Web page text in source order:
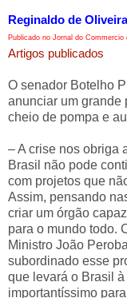
Reginaldo de Oliveira
Publicado no Jornal do Commercio
Artigos publicados
O senador Botelho
anunciar um grande
cheio de pompa e
– A crise nos obriga
Brasil não pode
com projetos que
Assim, pensando
criar um órgão
para o mundo todo.
Ministro João
subordinado esse
que levará o Brasil
importantíssimo